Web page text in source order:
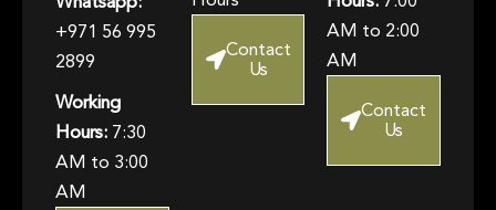
+971 56 995
2899
Working
Hours:7:30
AM to 3:00
AM
Contact
Us
AM to 2:00
AM
Contact
Us